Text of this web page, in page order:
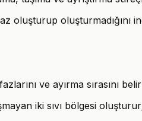
oluşturup
ve ayırma sırasını
iki sıvı bölgesi